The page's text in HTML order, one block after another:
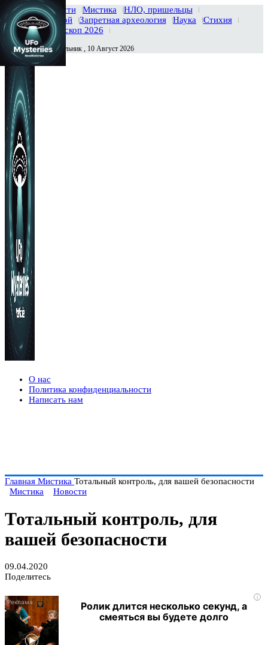
Главная Новости Мистика
НЛО, пришельцы
Тайны вселенной
Запретная археология Наука
Стихия
История
Гороскоп 2026
Сегодня Понедельник , 10 Август 2026
О нас
Политика конфиденциальности
Написать нам
Главная Мистика Тотальный контроль, для вашей безопасности
Мистика
Новости
Тотальный контроль, для
вашей безопасности
09.04.2020
Поделитесь
i
Ролик длится несколько секунд, а
смеяться вы будете долго